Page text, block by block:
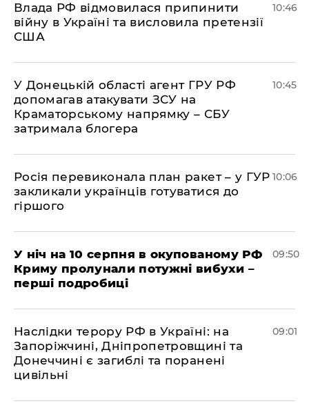
Влада РФ відмовилася припинити
війну в Україні та висловила претензії
США
10:46
У Донецькій області агент ГРУ РФ
допомагав атакувати ЗСУ на
Краматорському напрямку – СБУ
затримала блогера
10:45
Росія перевиконала план ракет – у ГУР
закликали українців готуватися до
гіршого
10:06
У ніч на 10 серпня в окупованому РФ
Криму пролунали потужні вибухи –
перші подробиці
09:50
Наслідки терору РФ в Україні: на
Запоріжчині, Дніпропетровщині та
Донеччині є загиблі та поранені
цивільні
09:01